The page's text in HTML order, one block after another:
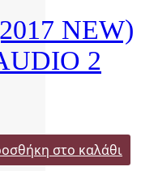
NEW)
2
στο καλάθι